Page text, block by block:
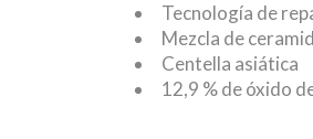
Tecnología de
Mezcla de
Centella asiática
12,9 % de óxido